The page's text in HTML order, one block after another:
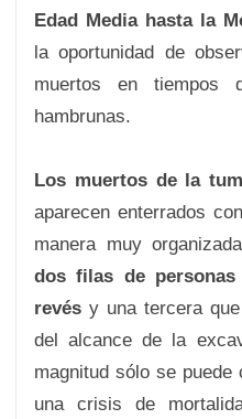
Edad Media hasta la
la oportunidad de
muertos en tiempos
hambrunas.
Los muertos de la
aparecen enterrados
manera muy
dos filas de
revés y una tercera
del alcance de la
magnitud sólo se
una crisis de